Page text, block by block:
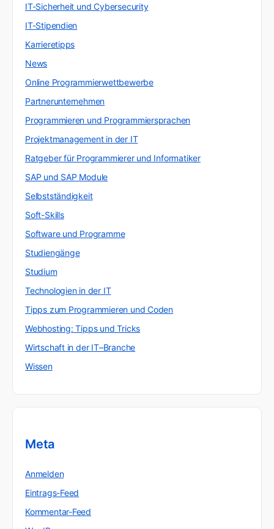
IT-Sicherheit und Cybersecurity
IT-Stipendien
Karrieretipps
News
Online Programmierwettbewerbe
Partnerunternehmen
Programmieren und Programmiersprachen
Projektmanagement in der IT
Ratgeber für Programmierer und Informatiker
SAP und SAP Module
Selbstständigkeit
Soft-Skills
Software und Programme
Studiengänge
Studium
Technologien in der IT
Tipps zum Programmieren und Coden
Webhosting: Tipps und Tricks
Wirtschaft in der IT–Branche
Wissen
Meta
Anmelden
Eintrags-Feed
Kommentar-Feed